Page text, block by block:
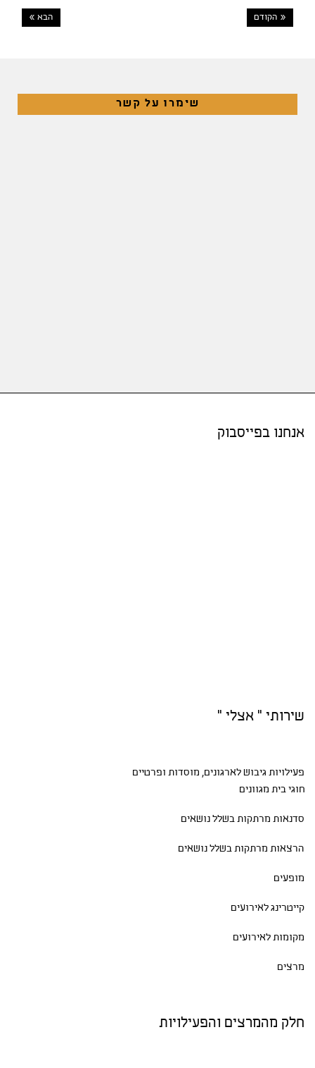
« הקודם הבא »
שימרו על קשר
אנחנו בפייסבוק
שירותי " אצלי "
פעילויות גיבושלארגונים, מוסדות ופרטיים
חוגי בית מגוונים
סדנאות מרתקות בשלל נושאים
הרצאות מרתקות בשלל נושאים
מופעים
קייטרינג לאירועים
מקומות לאירועים
מרצים
חלק מהמרצים והפעילויות